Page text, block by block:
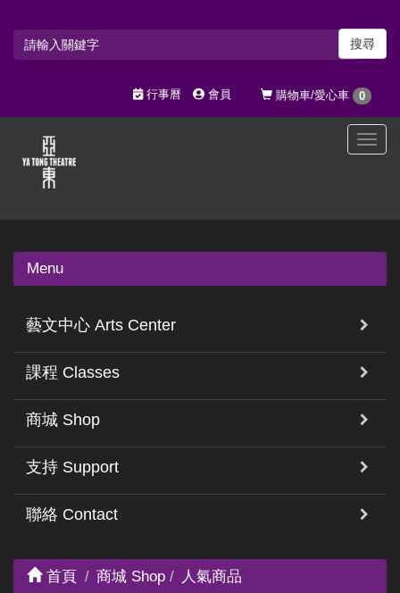
搜尋
購物車/愛心車 0
行事曆 會員
選
Menu
藝文中心 Arts Center
課程 Classes
商城 Shop
支持 Support
聯絡 Contact
首頁 商城 Shop 人氣商品